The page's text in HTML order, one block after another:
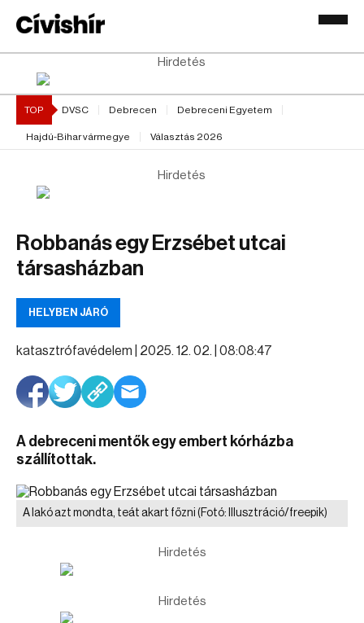
Hirdetés
TOP DVSC Debrecen Debreceni Egyetem
Hajdú-Bihar vármegye Választás 2026
Hirdetés
Robbanás egy Erzsébet utcai
társasházban
HELYBEN JÁRÓ
katasztrófavédelem | 2025. 12. 02. | 08:08:47
A debreceni mentők egy embert kórházba
szállítottak.
A lakó azt mondta, teát akart főzni (Fotó: Illusztráció/freepik)
Hirdetés
Hirdetés